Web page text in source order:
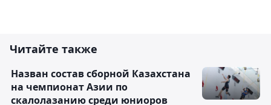
Читайте также
Назван состав сборной Казахстана
на чемпионат Азии по
скалолазанию среди юниоров